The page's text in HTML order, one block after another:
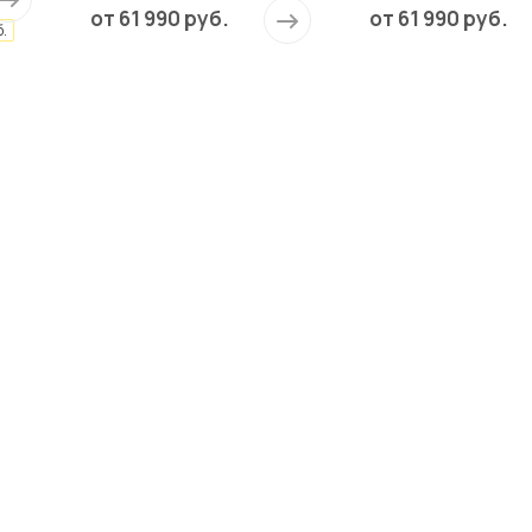
от 61 990 руб. от 61 990 руб.